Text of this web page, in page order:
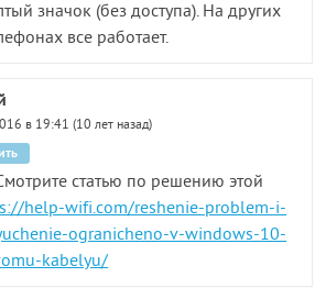
значок (без доступа). На других
все работает.
в 19:41 (10 лет назад)
статью по решению этой
help-wifi.com/reshenie-problem-i-
ogranicheno-v-windows-10-
kabelyu/